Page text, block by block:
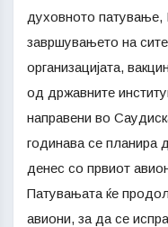
духовното
завршувањето на
организацијата,
од државните
направени во
годинава се планира
денес со првиот
Патувањата ќе
авиони, за да се